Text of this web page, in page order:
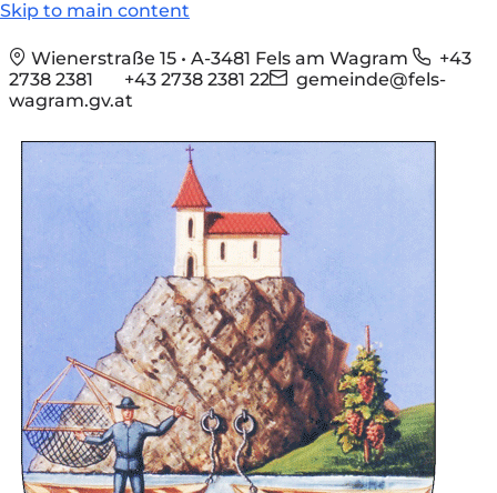
Skip to main content
Wienerstraße 15 • A-3481 Fels am Wagram
+43
2738 2381
+43 2738 2381 22
gemeinde@fels-
wagram.gv.at